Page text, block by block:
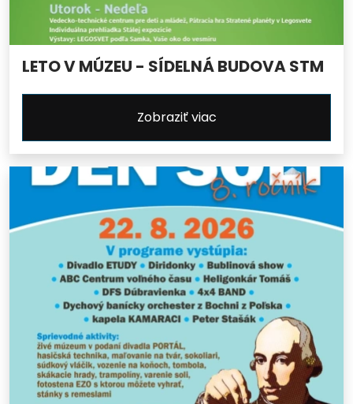
LETO V MÚZEU - SÍDELNÁ BUDOVA STM
Zobraziť viac